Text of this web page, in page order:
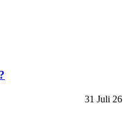
31 Juli 26